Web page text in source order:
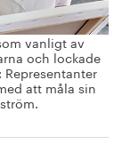
vanligt av
och lockade
att måla sin